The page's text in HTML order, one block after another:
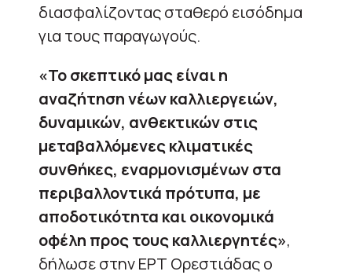
διασφαλίζοντας σταθερό εισόδημα
για τους παραγωγούς.
«Το σκεπτικό μας είναι η
αναζήτηση νέων καλλιεργειών,
δυναμικών, ανθεκτικών στις
μεταβαλλόμενες κλιματικές
συνθήκες, εναρμονισμένων στα
περιβαλλοντικά πρότυπα, με
αποδοτικότητα και οικονομικά
οφέλη προς τους καλλιεργητές»,
δήλωσε στην ΕΡΤ Ορεστιάδας ο